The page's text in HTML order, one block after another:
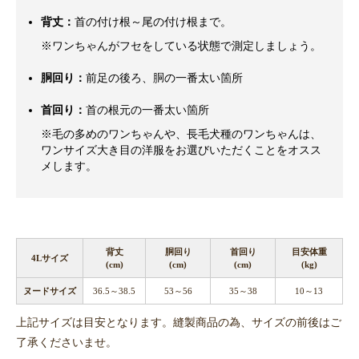
背丈： 首の付け根～尾の付け根まで。
※ワンちゃんがフセをしている状態で測定しましょう。
胴回り： 前足の後ろ、胴の一番太い箇所
首回り： 首の根元の一番太い箇所
※毛の多めのワンちゃんや、長毛犬種のワンちゃんは、
ワンサイズ大き目の洋服をお選びいただくことをオスス
メします。
4Lサイズ
背丈
(cm)
胴回り
(cm)
首回り
(cm)
目安体重
(kg)
ヌードサイズ 36.5～38.5 53～56 35～38 10～13
上記サイズは目安となります。縫製商品の為、サイズの前後はご
了承くださいませ。